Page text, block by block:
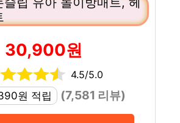
30,900원
4.5/5.0
원 적립
(7,581 리뷰)